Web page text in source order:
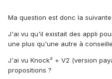
Ma question est donc la suivante
J'ai vu qu'il existait des appli
une plus qu'une autre à
J'ai vu Knock² + V2 (version
propositions ?